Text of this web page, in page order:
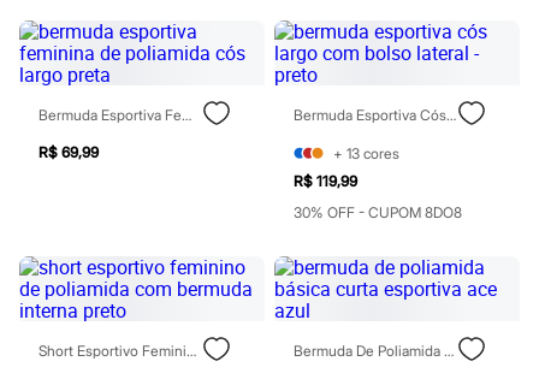
Moda esportiva
Acessórios
Bermudas
Camisetas
Calças
Regatas
Moda praia
Personagens
Plus size
Calças
Bermuda Esportiva Feminina De Poliamida Cós Largo Preta
R$ 69,99
Bermuda Esportiva Cós Largo Com Bolso Lateral - Preto
+ 13 cores
R$ 119,99
30% OFF - CUPOM 8DO8
Short Esportivo Feminino De Poliamida Com Bermuda Interna Preto Bermuda De Poliamida Básica Curta Esportiva Ace Azul